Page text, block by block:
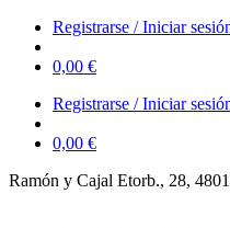
contenido
Registrarse / Iniciar
0,00 €
Registrarse / Iniciar
0,00 €
Ramón y Cajal Etorb., 28,